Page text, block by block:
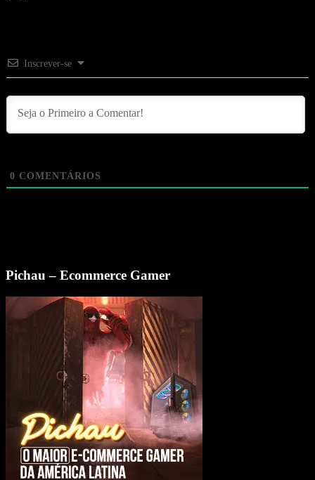
Inscrever-se
0 COMENTÁRIOS
Pichau – Ecommerce Gamer